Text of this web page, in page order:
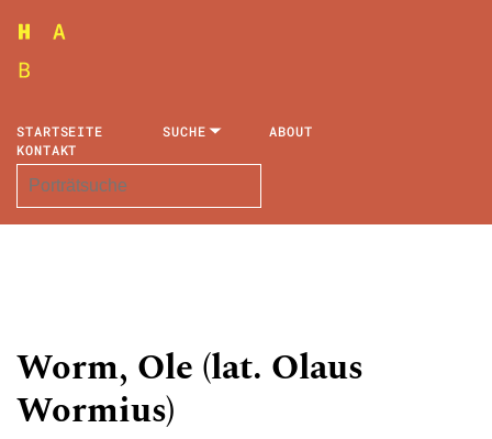
STARTSEITE SUCHE
ABOUT
KONTAKT
Worm, Ole (lat. Olaus
Wormius)